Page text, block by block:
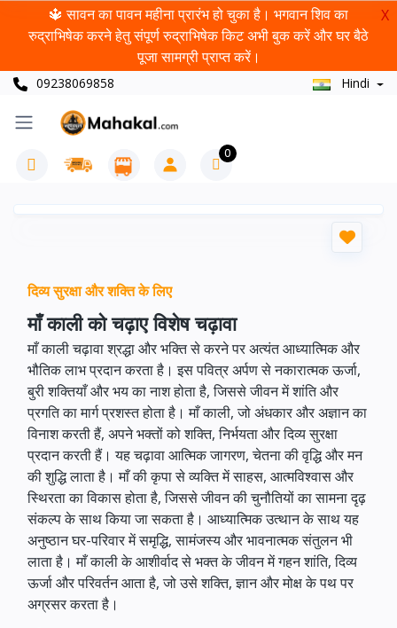
🔱 सावन का पावन महीना प्रारंभ हो चुका है। भगवान शिव का
रुद्राभिषेक करने हेतु संपूर्ण रुद्राभिषेक किट अभी बुक करें और घर बैठे
पूजा सामग्री प्राप्त करें।
X
09238069858 Hindi
0
दिव्य सुरक्षा और शक्ति के लिए
माँ काली को चढ़ाए विशेष चढ़ावा
माँ काली चढ़ावा श्रद्धा और भक्ति से करने पर अत्यंत आध्यात्मिक और
भौतिक लाभ प्रदान करता है। इस पवित्र अर्पण से नकारात्मक ऊर्जा,
बुरी शक्तियाँ और भय का नाश होता है, जिससे जीवन में शांति और
प्रगति का मार्ग प्रशस्त होता है। माँ काली, जो अंधकार और अज्ञान का
विनाश करती हैं, अपने भक्तों को शक्ति, निर्भयता और दिव्य सुरक्षा
प्रदान करती हैं। यह चढ़ावा आत्मिक जागरण, चेतना की वृद्धि और मन
की शुद्धि लाता है। माँ की कृपा से व्यक्ति में साहस, आत्मविश्वास और
स्थिरता का विकास होता है, जिससे जीवन की चुनौतियों का सामना दृढ़
संकल्प के साथ किया जा सकता है। आध्यात्मिक उत्थान के साथ यह
अनुष्ठान घर-परिवार में समृद्धि, सामंजस्य और भावनात्मक संतुलन भी
लाता है। माँ काली के आशीर्वाद से भक्त के जीवन में गहन शांति, दिव्य
ऊर्जा और परिवर्तन आता है, जो उसे शक्ति, ज्ञान और मोक्ष के पथ पर
अग्रसर करता है।